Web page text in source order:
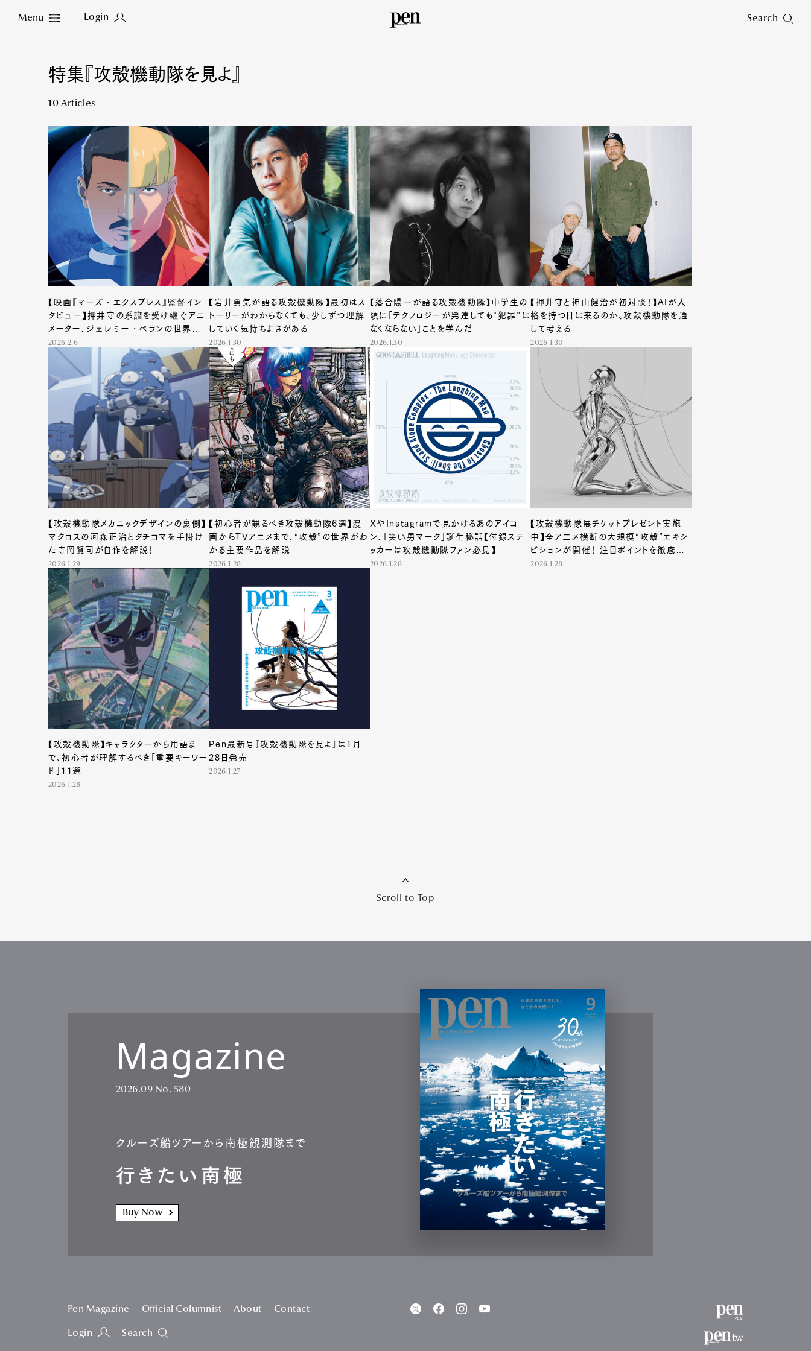
Menu Login Search
Close
Gourmet
Cars
Pen international Pen tw
特集『攻殻機動隊を見よ』
10 Articles
【映画『マーズ・エクスプレス』監督イン
タビュー】押井守の系譜を受け継ぐアニ
メーター、ジェレミー・ペランの世界を
紐解く
2026.2.6
【岩井勇気が語る攻殻機動隊】最初はス
トーリーがわからなくても、少しずつ理解
していく気持ちよさがある
2026.1.30
【落合陽一が語る攻殻機動隊】中学生の
頃に「テクノロジーが発達しても“犯罪”は
なくならない」ことを学んだ
2026.1.30
【押井守と神山健治が初対談！】AIが人
格を持つ日は来るのか、攻殻機動隊を通
して考える
2026.1.30
【攻殻機動隊メカニックデザインの裏側】
マクロスの河森正治とタチコマを手掛け
た寺岡賢司が自作を解説！
2026.1.29
【初心者が観るべき攻殻機動隊6選】漫
画からTVアニメまで、“攻殻”の世界がわ
かる主要作品を解説
2026.1.28
XやInstagramで見かけるあのアイコ
ン、「笑い男マーク」誕生秘話【付録ステ
ッカーは攻殻機動隊ファン必見】
2026.1.28
【攻殻機動隊展チケットプレゼント実施
中】全ア二メ横断の大規模“攻殻”エキシ
ビションが開催！ 注目ポイントを徹底解
説
2026.1.28
【攻殻機動隊】キャラクターから用語ま
で、初心者が理解するべき「重要キーワー
ド」11選
2026.1.28
Pen最新号『攻殻機動隊を見よ』は1月
28日発売
2026.1.27
Scroll to Top
Magazine
2026.09 No. 580
クルーズ船ツアーから南極観測隊まで
行きたい南極
Buy Now
Pen Magazine Official Columnist About Contact
Login Search